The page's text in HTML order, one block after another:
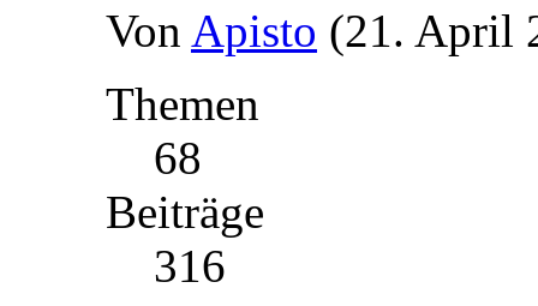
Von Apisto (21. April
Themen
68
Beiträge
316